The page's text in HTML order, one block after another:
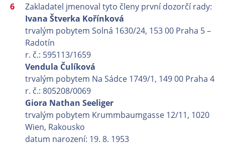
Zakladatel jmenoval tyto členy první dozorčí rady:
Ivana Štverka Kořínková
trvalým pobytem Solná 1630/24, 153 00 Praha 5 –
Radotín
r. č.: 595113/1659
Vendula Čulíková
trvalým pobytem Na Sádce 1749/1, 149 00 Praha 4
r. č.: 805208/0069
Giora Nathan Seeliger
trvalým pobytem Krummbaumgasse 12/11, 1020
Wien, Rakousko
datum narození: 19. 8. 1953